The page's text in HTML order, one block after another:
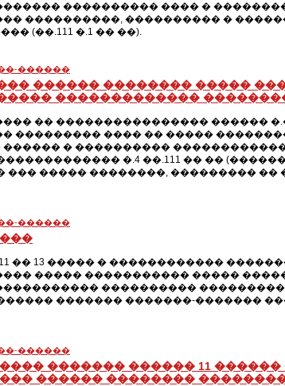
���������� ���� �
����������, ���������� �
(��.111 �.1 �� ��).
������
������ �������� �����
�������������
�� ���������������� ������
��������� ���� �� �����
� ����������
�.4 ��.111 �� ��
��� ����� ��������, ���������
������
11 �� 13 ����� � ������������
����� ����������� �����
����������
������� �������-�������
������
������� ������ 11
������ ��������